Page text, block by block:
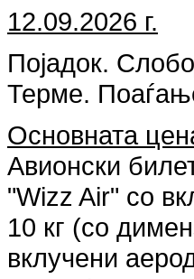
12.09.2026 г.
Појадок.
Терме.
Основната
Авионски
"Wizz Air" со
10 кг (со
вклучени